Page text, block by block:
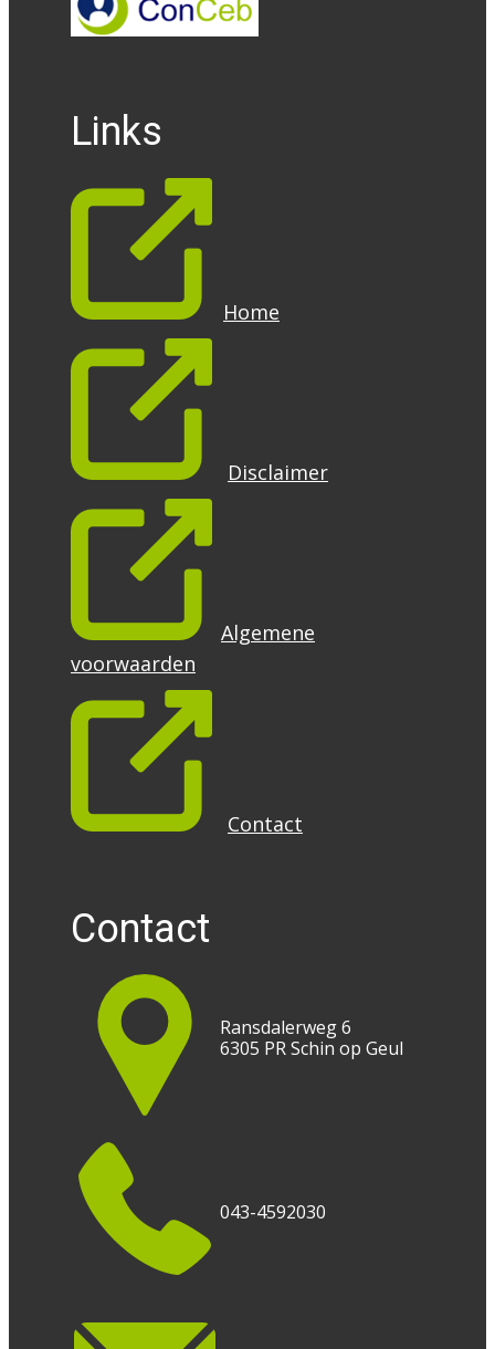
Links
Home
Disclaimer
Algemene
voorwaarden
Contact
Contact
Ransdalerweg 6
6305 PR Schin op Geul
043-4592030